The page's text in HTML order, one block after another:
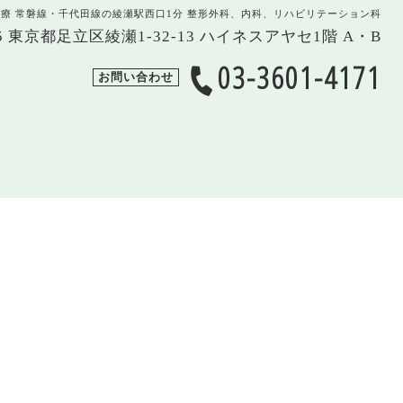
常磐線・千代田線の綾瀬駅西口1分 整形外科、内科、リハビリテーション科
東京都足立区綾瀬1-32-13 ハイネスアヤセ1階 A・B
お問い合わせ 03-3601-4171